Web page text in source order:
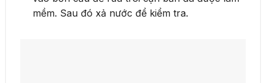
mềm. Sau đó xả nước để kiểm tra.